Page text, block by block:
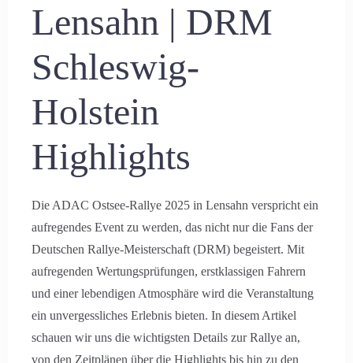
Lensahn | DRM
Schleswig-
Holstein
Highlights
Die ADAC Ostsee-Rallye 2025 in Lensahn verspricht ein
aufregendes Event zu werden, das nicht nur die Fans der
Deutschen Rallye-Meisterschaft (DRM) begeistert. Mit
aufregenden Wertungsprüfungen, erstklassigen Fahrern
und einer lebendigen Atmosphäre wird die Veranstaltung
ein unvergessliches Erlebnis bieten. In diesem Artikel
schauen wir uns die wichtigsten Details zur Rallye an,
von den Zeitplänen über die Highlights bis hin zu den